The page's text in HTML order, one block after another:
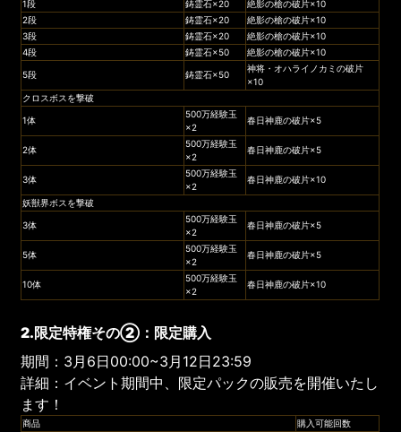
1段
鋳霊石×20
絶影の槍の破片×10
2段
鋳霊石×20
絶影の槍の破片×10
3段
鋳霊石×20
絶影の槍の破片×10
4段
鋳霊石×50 絶影の槍の破片×10
5段 鋳霊石×50
神将・オハライノカミの破片
×10
クロスボスを撃破
1体
500万経験玉
×2
春日神鹿の破片×5
2体
500万経験玉
×2
春日神鹿の破片×5
3体
500万経験玉
×2
春日神鹿の破片×10
妖獣界ボスを撃破
3体
500万経験玉
×2
春日神鹿の破片×5
5体
500万経験玉
×2
春日神鹿の破片×5
10体
500万経験玉
×2
春日神鹿の破片×10
2.限定特権その②：限定購入
期間：3月6日00:00~3月12日23:59
詳細：イベント期間中、限定パックの販売を開催いたし
ます！
商品
購入可能回数